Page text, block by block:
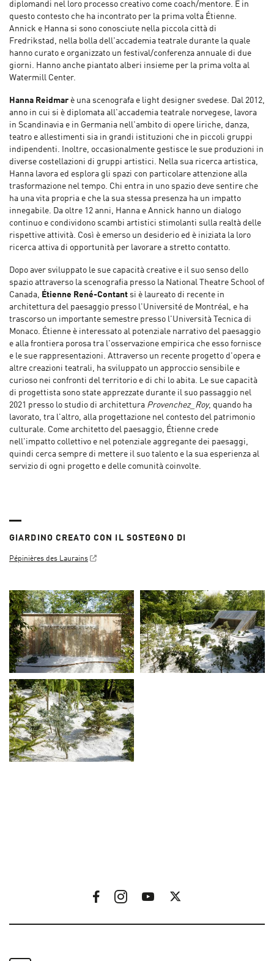
diplomandi nel loro processo creativo come coach/mentore. È in
questo contesto che ha incontrato per la prima volta Étienne.
Annick e Hanna si sono conosciute nella piccola città di
Fredrikstad, nella bolla dell'accademia teatrale durante la quale
hanno curato e organizzato un festival/conferenza annuale di due
giorni. Hanno anche piantato alberi insieme per la prima volta al
Watermill Center.
Hanna Reidmarè una scenografa e light designer svedese. Dal 2012,
anno in cui si è diplomata all'accademia teatrale norvegese, lavora
in Scandinavia e in Germania nell'ambito di opere liriche, danza,
teatro e allestimenti sia in grandi istituzioni che in piccoli gruppi
indipendenti. Inoltre, occasionalmente gestisce le sue produzioni in
diverse costellazioni di gruppi artistici. Nella sua ricerca artistica,
Hanna lavora ed esplora gli spazi con particolare attenzione alla
trasformazione nel tempo. Chi entra in uno spazio deve sentire che
ha una vita propria e che la sua stessa presenza ha un impatto
innegabile. Da oltre 12 anni, Hanna e Annick hanno un dialogo
continuo e condividono scambi artistici stimolanti sulla realtà delle
rispettive attività. Così è emerso un desiderio ed è iniziata la loro
ricerca attiva di opportunità per lavorare a stretto contatto.
Dopo aver sviluppato le sue capacità creative e il suo senso dello
spazio attraverso la scenografia presso la National Theatre School of
Canada, Étienne René-Contant si è laureato di recente in
architettura del paesaggio presso l'Université de Montréal, e ha
trascorso un importante semestre presso l'Università Tecnica di
Monaco. Étienne è interessato al potenziale narrativo del paesaggio
e alla frontiera porosa tra l'osservazione empirica che esso fornisce
e le sue rappresentazioni. Attraverso un recente progetto d'opera e
altre creazioni teatrali, ha sviluppato un approccio sensibile e
curioso nei confronti del territorio e di chi lo abita. Le sue capacità
di progettista sono state apprezzate durante il suo passaggio nel
2021 presso lo studio di architettura Provenchez_Roy, quando ha
lavorato, tra l'altro, alla progettazione nel contesto del patrimonio
culturale. Come architetto del paesaggio, Étienne crede
nell'impatto collettivo e nel potenziale aggregante dei paesaggi,
quindi cerca sempre di mettere il suo talento e la sua esperienza al
servizio di ogni progetto e delle comunità coinvolte.
GIARDINO CREATO CON IL SOSTEGNO DI
Pépinières des Laurains